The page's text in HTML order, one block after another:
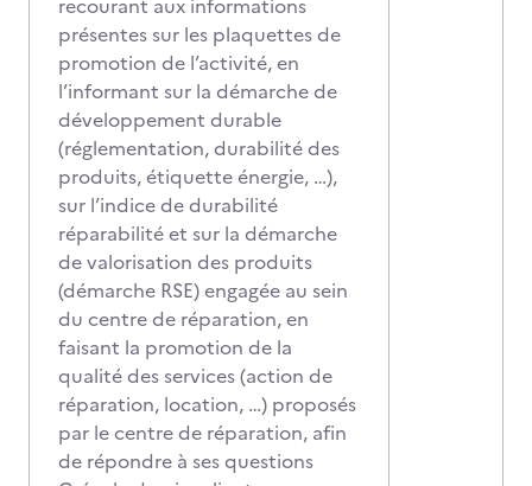
recourant aux informations
présentes sur les plaquettes de
promotion de l’activité, en
l’informant sur la démarche de
développement durable
(réglementation, durabilité des
produits, étiquette énergie, …),
sur l’indice de durabilité
réparabilité et sur la démarche
de valorisation des produits
(démarche RSE) engagée au sein
du centre de réparation, en
faisant la promotion de la
qualité des services (action de
réparation, location, …) proposés
par le centre de réparation, afin
de répondre à ses questions